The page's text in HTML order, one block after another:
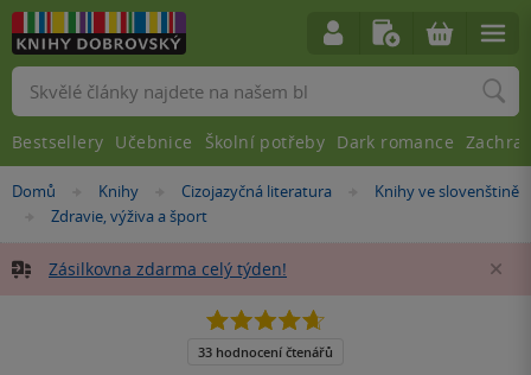
Nacházíte
Domů »Knihy »Cizojazyčná literatura »
Knihy ve slovenštině
»
Zdravie, výživa a šport
Zásilkovna zdarma celý týden!
4.7
5
33 hodnocení čtenářů
Vyhledávání
Bestsellery Učebnice Školní potřeby Dark romance